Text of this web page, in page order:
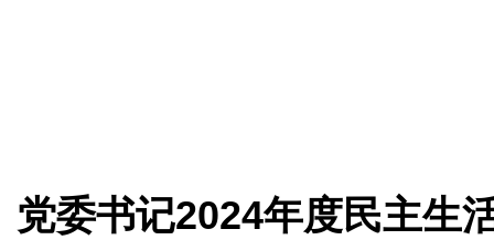
党委书记2024年度民主生